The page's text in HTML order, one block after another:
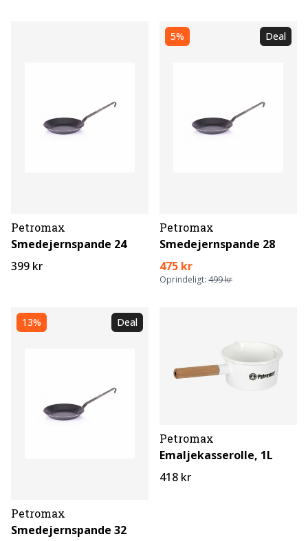
Petromax
Smedejernspande 24
399 kr
5% Deal
Petromax
Smedejernspande 28
475 kr
Oprindeligt: 499 kr
13% Deal
Petromax
Smedejernspande 32
Petromax
Emaljekasserolle, 1L
418 kr